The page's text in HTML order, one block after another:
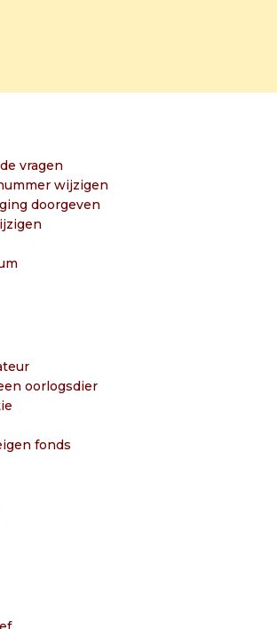
vragen
wijzigen
doorgeven
oorlogsdier
fonds